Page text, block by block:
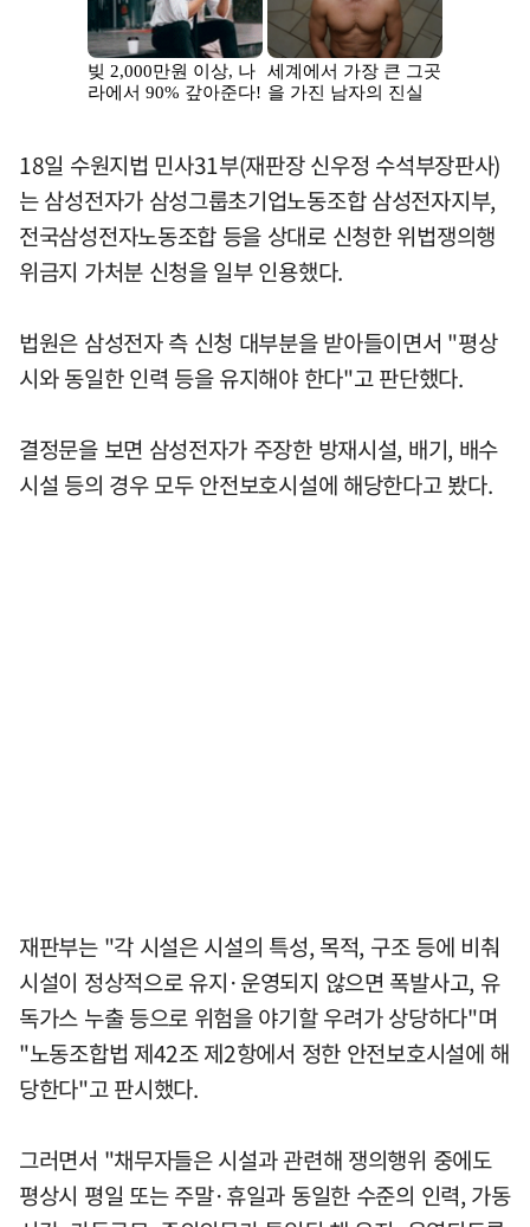
18일 수원지법 민사31부(재판장 신우정 수석부장판사)
는 삼성전자가 삼성그룹초기업노동조합 삼성전자지부,
전국삼성전자노동조합 등을 상대로 신청한 위법쟁의행
위금지 가처분 신청을 일부 인용했다.
법원은 삼성전자 측 신청 대부분을 받아들이면서 "평상
시와 동일한 인력 등을 유지해야 한다"고 판단했다.
결정문을 보면 삼성전자가 주장한 방재시설, 배기, 배수
시설 등의 경우 모두 안전보호시설에 해당한다고 봤다.
재판부는 "각 시설은 시설의 특성, 목적, 구조 등에 비춰
시설이 정상적으로 유지·운영되지 않으면 폭발사고, 유
독가스 누출 등으로 위험을 야기할 우려가 상당하다"며
"노동조합법 제42조 제2항에서 정한 안전보호시설에 해
당한다"고 판시했다.
그러면서 "채무자들은 시설과 관련해 쟁의행위 중에도
평상시 평일 또는 주말·휴일과 동일한 수준의 인력, 가동